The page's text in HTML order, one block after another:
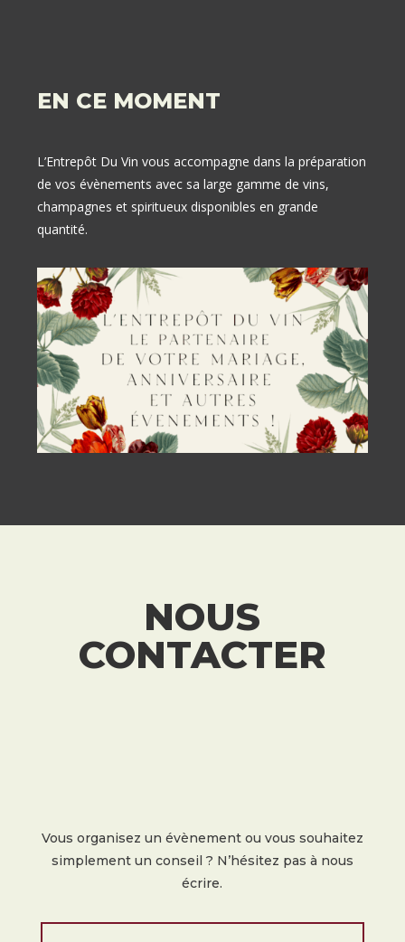
EN CE MOMENT
L’Entrepôt Du Vin vous accompagne dans la préparation
de vos évènements avec sa large gamme de vins,
champagnes et spiritueux disponibles en grande
quantité.
NOUS
CONTACTER
Vous organisez un évènement ou vous souhaitez
simplement un conseil ? N’hésitez pas à nous
écrire.